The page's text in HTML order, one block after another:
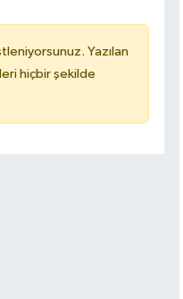
Yazılan
hiçbir şekilde